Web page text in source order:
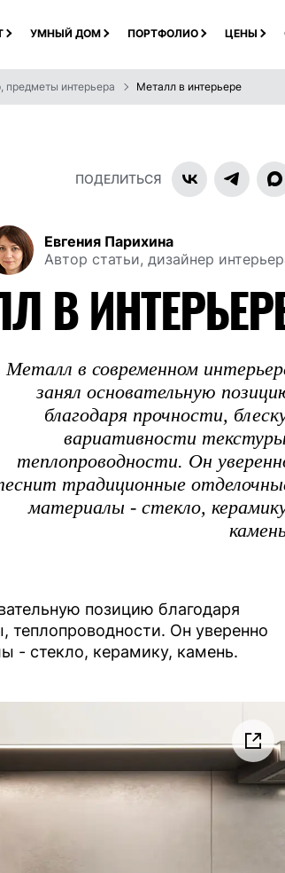
УМНЫЙ ДОМ ПОРТФОЛИО ЦЕНЫ
предметы интерьера Металл в интерьере
ПОДЕЛИТЬСЯ
Евгения Парихина
Автор статьи, дизайнер
В
Металл в современном
занял основательную
благодаря прочности,
вариативности
теплопроводности. Он
традиционные
материалы - стекло,
позицию благодаря
теплопроводности. Он уверенно
- стекло, керамику, камень.